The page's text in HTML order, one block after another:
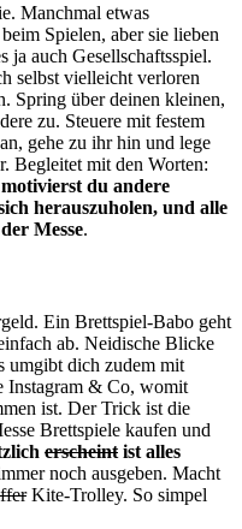
Manchmal etwas
Spielen, aber sie lieben
ja auch Gesellschaftsspiel.
selbst vielleicht verloren
Spring über deinen kleinen,
zu. Steuere mit festem
gehe zu ihr hin und lege
Begleitet mit den Worten:
du andere
herauszuholen, und alle
Messe.
Ein Brettspiel-Babo geht
ab. Neidische Blicke
umgibt dich zudem mit
Instagram & Co, womit
ist. Der Trick ist die
Brettspiele kaufen und
erscheint ist alles
noch ausgeben. Macht
Kite-Trolley. So simpel